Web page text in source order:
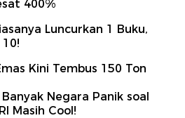
400%
Luncurkan 1 Buku,
Kini Tembus 150 Ton
Negara Panik soal
Masih Cool!